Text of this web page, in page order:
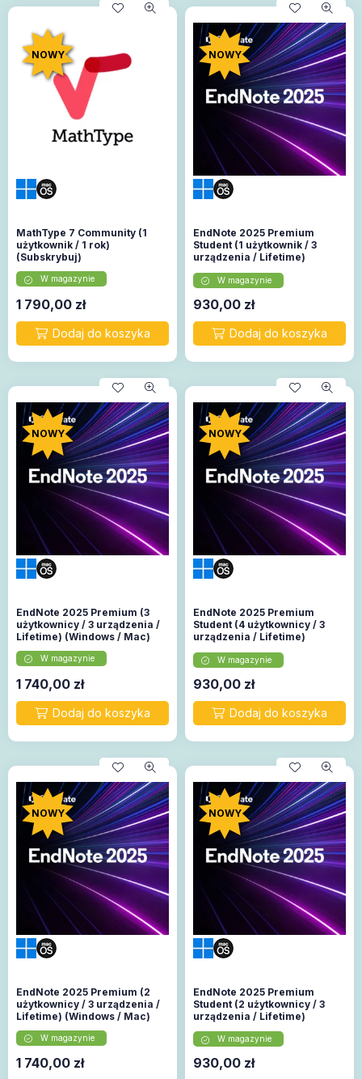
NOWY
MathType 7 Community (1
użytkownik / 1 rok)
(Subskrybuj)
W magazynie
1 790,00 zł
NOWY
EndNote 2025 Premium
Student (1 użytkownik / 3
urządzenia / Lifetime)
W magazynie
930,00 zł
NOWY
EndNote 2025 Premium (3
użytkownicy / 3 urządzenia /
Lifetime) (Windows / Mac)
W magazynie
1 740,00 zł
NOWY
EndNote 2025 Premium
Student (4 użytkownicy / 3
urządzenia / Lifetime)
W magazynie
930,00 zł
NOWY
EndNote 2025 Premium (2
użytkownicy / 3 urządzenia /
Lifetime) (Windows / Mac)
W magazynie
1 740,00 zł
NOWY
EndNote 2025 Premium
Student (2 użytkownicy / 3
urządzenia / Lifetime)
W magazynie
930,00 zł